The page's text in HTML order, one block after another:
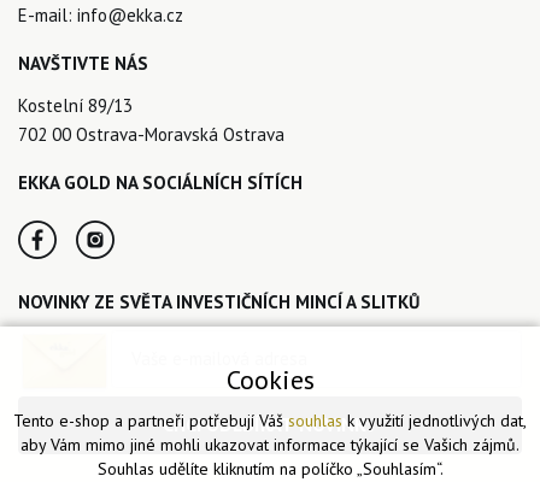
E-mail: info@ekka.cz
NAVŠTIVTE NÁS
Kostelní 89/13
702 00 Ostrava-Moravská Ostrava
EKKA GOLD NA SOCIÁLNÍCH SÍTÍCH
NOVINKY ZE SVĚTA INVESTIČNÍCH MINCÍ A SLITKŮ
CHCI ODEBÍRAT NOVINKY
Cookies
Tento e-shop a partneři potřebují Váš souhlas k využití jednotlivých dat,
aby Vám mimo jiné mohli ukazovat informace týkající se Vašich zájmů.
Souhlas udělíte kliknutím na políčko „Souhlasím“.